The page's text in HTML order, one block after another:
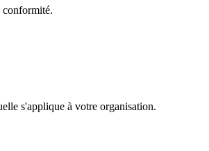
s'applique à votre organisation.